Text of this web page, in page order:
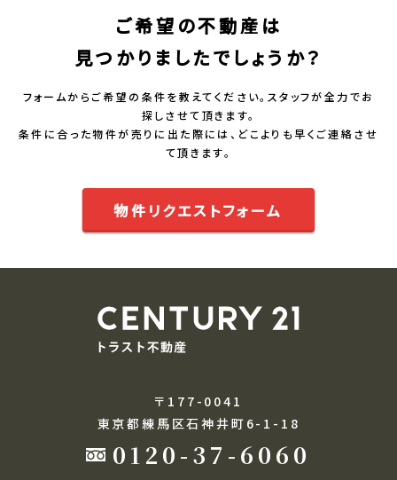
ご希望の不動産は
見つかりましたでしょうか？
フォームからご希望の条件を教えてください。スタッフが全力でお
探しさせて頂きます。
条件に合った物件が売りに出た際には、どこよりも早くご連絡させ
て頂きます。
物件リクエストフォーム
〒177-0041
東京都練馬区石神井町6-1-18
0120-37-6060